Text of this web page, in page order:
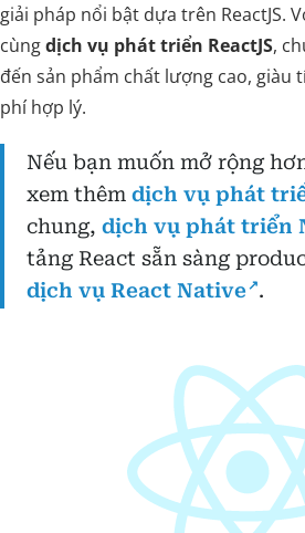
giải pháp nổi bật dựa trên ReactJS.
cùngdịch vụ phát triển ReactJS,
đến sản phẩm chất lượng cao, giàu
phí hợp lý.
Nếu bạn muốn mở rộng
xem thêm dịch vụ phát
chung, dịch vụ phát triển
tảng React sẵn sàng
dịch vụ React Native .